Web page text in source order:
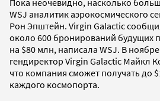
WSJ аналитик аэрокосмического
Рон Эпштейн. Virgin Galactic
около 600 бронирований будущих
на $80 млн, написала WSJ. В
гендиректор Virgin Galactic Майкл
что компания сможет получать до
каждого космопорта.